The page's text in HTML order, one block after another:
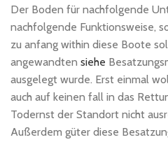
Der Boden für nachfolgende
nachfolgende Funktionsweise,
zu anfang within diese Boote
angewandten siehe
ausgelegt wurde. Erst einmal
auch auf keinen fall in das
Todernst der Standort nicht
Außerdem güter diese